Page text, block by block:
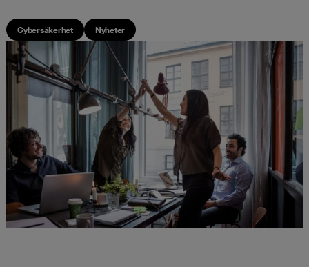
Cybersäkerhet Nyheter